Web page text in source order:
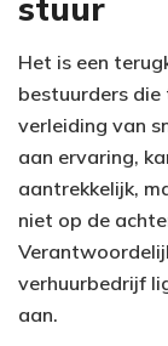
Het is een
bestuurders die
verleiding van
aan ervaring,
aantrekkelijk,
niet op de
verhuurbedrijf
aan.